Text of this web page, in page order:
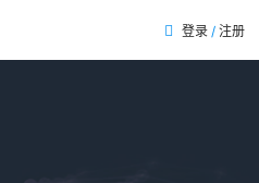
登录 / 注册